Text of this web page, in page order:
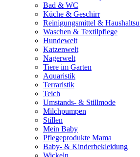
Bad & WC
Küche & Geschirr
Reinigungsmittel &
Waschen & Textilpflege
Hundewelt
Katzenwelt
Nagerwelt
Tiere im Garten
Aquaristik
Terraristik
Teich
Umstands- & Stillmode
Milchpumpen
Stillen
Mein Baby
Pflegeprodukte Mama
Baby- & Kinderbekleidung
Wickeln